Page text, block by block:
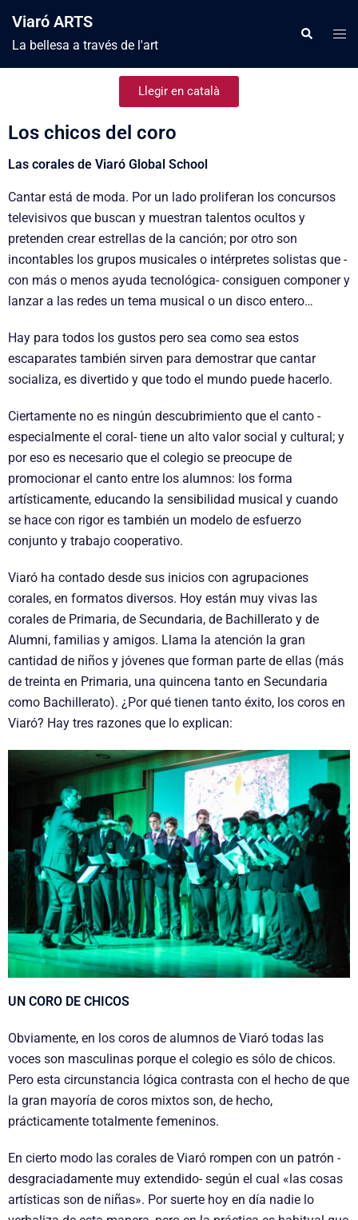
Viaró ARTS
La bellesa a través de l'art
Llegir en català
Los chicos del coro
Las corales de Viaró Global School
Cantar está de moda. Por un lado proliferan los concursos
televisivos que buscan y muestran talentos ocultos y
pretenden crear estrellas de la canción; por otro son
incontables los grupos musicales o intérpretes solistas que -
con más o menos ayuda tecnológica- consiguen componer y
lanzar a las redes un tema musical o un disco entero…
Hay para todos los gustos pero sea como sea estos
escaparates también sirven para demostrar que cantar
socializa, es divertido y que todo el mundo puede hacerlo.
Ciertamente no es ningún descubrimiento que el canto -
especialmente el coral- tiene un alto valor social y cultural; y
por eso es necesario que el colegio se preocupe de
promocionar el canto entre los alumnos: los forma
artísticamente, educando la sensibilidad musical y cuando
se hace con rigor es también un modelo de esfuerzo
conjunto y trabajo cooperativo.
Viaró ha contado desde sus inicios con agrupaciones
corales, en formatos diversos. Hoy están muy vivas las
corales de Primaria, de Secundaria, de Bachillerato y de
Alumni, familias y amigos. Llama la atención la gran
cantidad de niños y jóvenes que forman parte de ellas (más
de treinta en Primaria, una quincena tanto en Secundaria
como Bachillerato). ¿Por qué tienen tanto éxito, los coros en
Viaró? Hay tres razones que lo explican:
UN CORO DE CHICOS
Obviamente, en los coros de alumnos de Viaró todas las
voces son masculinas porque el colegio es sólo de chicos.
Pero esta circunstancia lógica contrasta con el hecho de que
la gran mayoría de coros mixtos son, de hecho,
prácticamente totalmente femeninos.
En cierto modo las corales de Viaró rompen con un patrón -
desgraciadamente muy extendido- según el cual «las cosas
artísticas son de niñas». Por suerte hoy en día nadie lo